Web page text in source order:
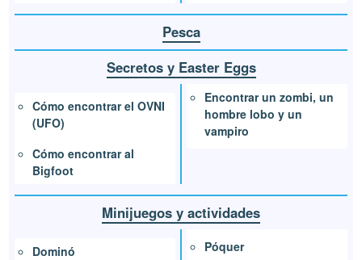
Pesca
Secretos y Easter Eggs
Cómo encontrar el OVNI
(UFO)
Cómo encontrar al
Bigfoot
Encontrar un zombi, un
hombre lobo y un
vampiro
Minijuegos y actividades
Dominó
Póquer